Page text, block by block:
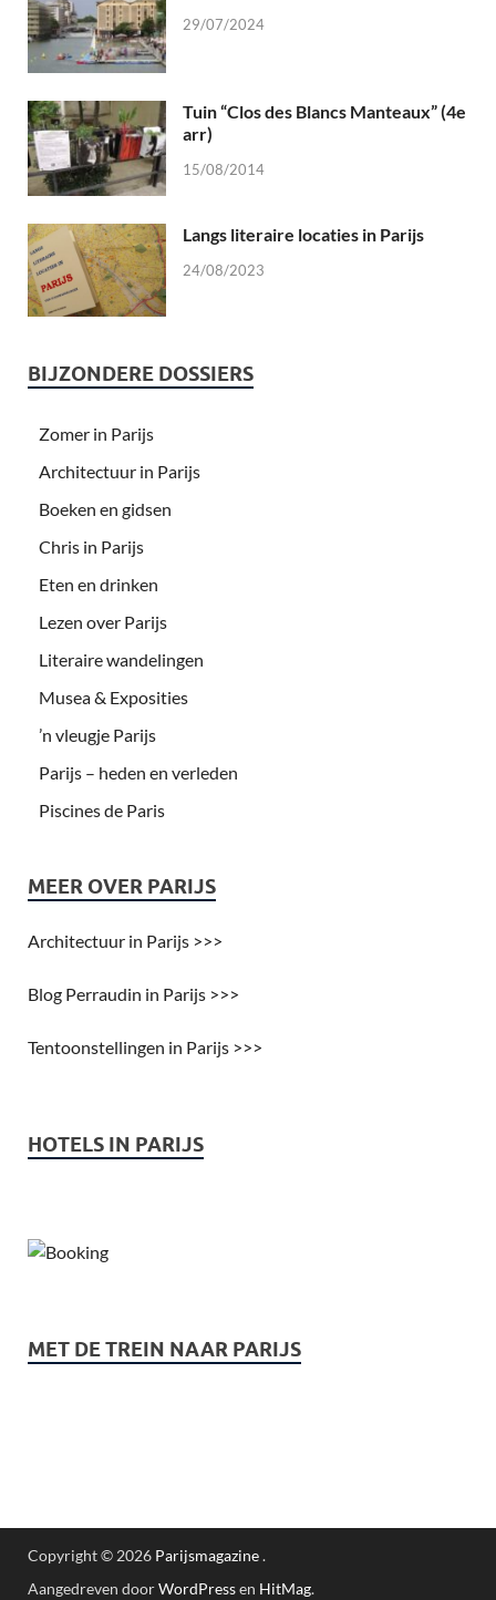
29/07/2024
Tuin “Clos des Blancs Manteaux” (4e
arr)
15/08/2014
Langs literaire locaties in Parijs
24/08/2023
BIJZONDERE DOSSIERS
Zomer in Parijs
Architectuur in Parijs
Boeken en gidsen
Chris in Parijs
Eten en drinken
Lezen over Parijs
Literaire wandelingen
Musea & Exposities
’n vleugje Parijs
Parijs – heden en verleden
Piscines de Paris
MEER OVER PARIJS
Architectuur in Parijs >>>
Blog Perraudin in Parijs >>>
Tentoonstellingen in Parijs >>>
HOTELS IN PARIJS
MET DE TREIN NAAR PARIJS
Copyright © 2026 Parijsmagazine.
Aangedreven doorWordPressen HitMag.